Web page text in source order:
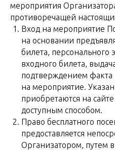
мероприятия
противоречащей
Вход на мероприятие
на основании
билета, персонального
входного билета,
подтверждением факта
на мероприятие.
приобретаются на
доступным способом.
Право бесплатного
предоставляется
Организатором, путем